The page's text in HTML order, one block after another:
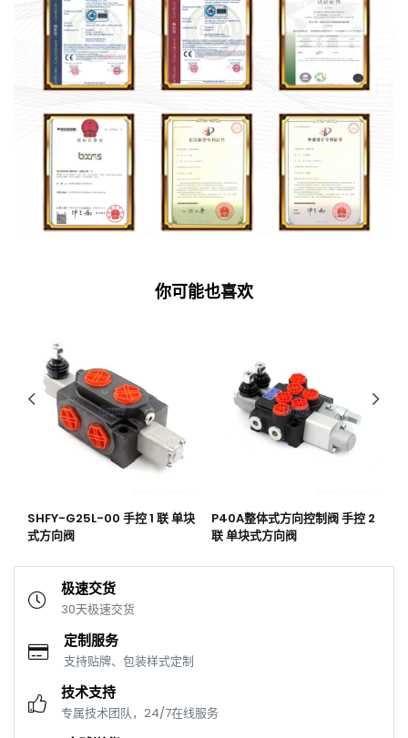
你可能也喜欢
SHFY-G25L-00 手控 1 联 单块
式方向阀
P40A整体式方向控制阀 手控 2
联 单块式方向阀
极速交货
30天极速交货
定制服务
支持贴牌、包装样式定制
技术支持
专属技术团队，24/7在线服务